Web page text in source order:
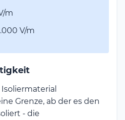
m
V/m
Grenze, ab der es den
- die